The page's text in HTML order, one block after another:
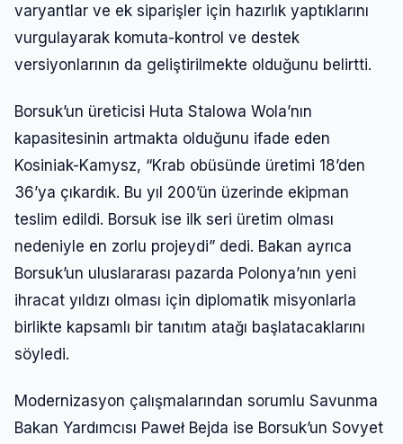
varyantlar ve ek siparişler için hazırlık yaptıklarını
vurgulayarak komuta-kontrol ve destek
versiyonlarının da geliştirilmekte olduğunu belirtti.
Borsuk’un üreticisi Huta Stalowa Wola’nın
kapasitesinin artmakta olduğunu ifade eden
Kosiniak-Kamysz, “Krab obüsünde üretimi 18’den
36’ya çıkardık. Bu yıl 200’ün üzerinde ekipman
teslim edildi. Borsuk ise ilk seri üretim olması
nedeniyle en zorlu projeydi” dedi. Bakan ayrıca
Borsuk’un uluslararası pazarda Polonya’nın yeni
ihracat yıldızı olması için diplomatik misyonlarla
birlikte kapsamlı bir tanıtım atağı başlatacaklarını
söyledi.
Modernizasyon çalışmalarından sorumlu Savunma
Bakan Yardımcısı Paweł Bejda ise Borsuk’un Sovyet